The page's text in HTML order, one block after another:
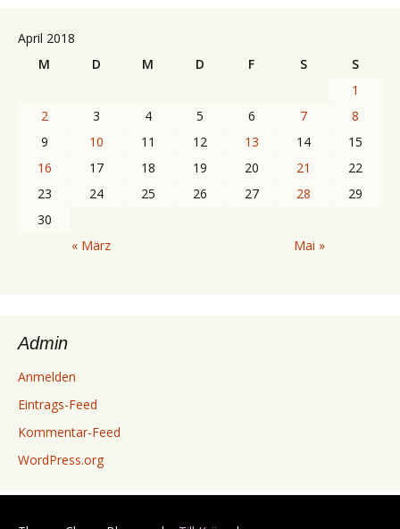
April 2018
M
D M D F S
S
1
2
3 4 5 6 7
8
9
10 11 12 13 14
15
16
17 18 19 20 21
22
23
24 25 26 27 28
29
30
« März
Mai »
Admin
Anmelden
Eintrags-Feed
Kommentar-Feed
WordPress.org